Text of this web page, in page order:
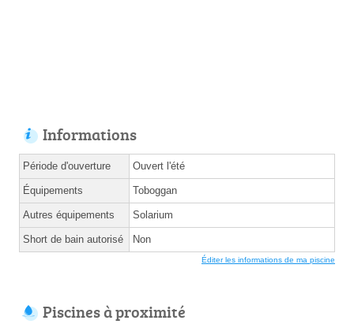
Informations
Période d'ouverture Ouvert l'été
Équipements Toboggan
Autres équipements Solarium
Short de bain autorisé Non
Éditer les informations de ma piscine
Piscines à proximité